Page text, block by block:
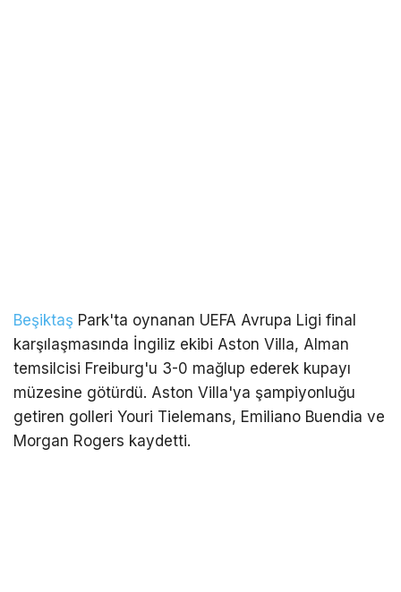
Beşiktaş Park'ta oynanan UEFA Avrupa Ligi final
karşılaşmasında İngiliz ekibi Aston Villa, Alman
temsilcisi Freiburg'u 3-0 mağlup ederek kupayı
müzesine götürdü. Aston Villa'ya şampiyonluğu
getiren golleri Youri Tielemans, Emiliano Buendia ve
Morgan Rogers kaydetti.